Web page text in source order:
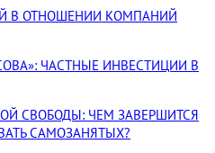
В ОТНОШЕНИИ КОМПАНИЙ
ЧАСТНЫЕ ИНВЕСТИЦИИ В
СВОБОДЫ: ЧЕМ ЗАВЕРШИТСЯ
САМОЗАНЯТЫХ?